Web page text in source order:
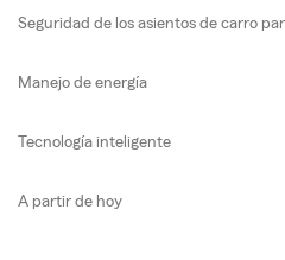
Seguridad de los asientos de carro
Manejo de energía
Tecnología inteligente
A partir de hoy